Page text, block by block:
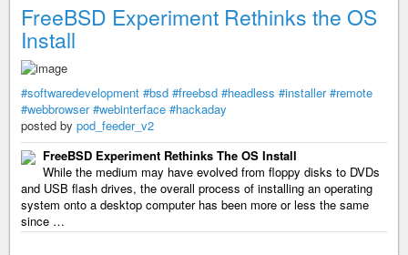
FreeBSD Experiment Rethinks the OS
Install
#softwaredevelopment #bsd #freebsd #headless #installer #remote
#webbrowser #webinterface #hackaday
posted by pod_feeder_v2
FreeBSD Experiment Rethinks The OS Install
While the medium may have evolved from floppy disks to DVDs
and USB flash drives, the overall process of installing an operating
system onto a desktop computer has been more or less the same
since …